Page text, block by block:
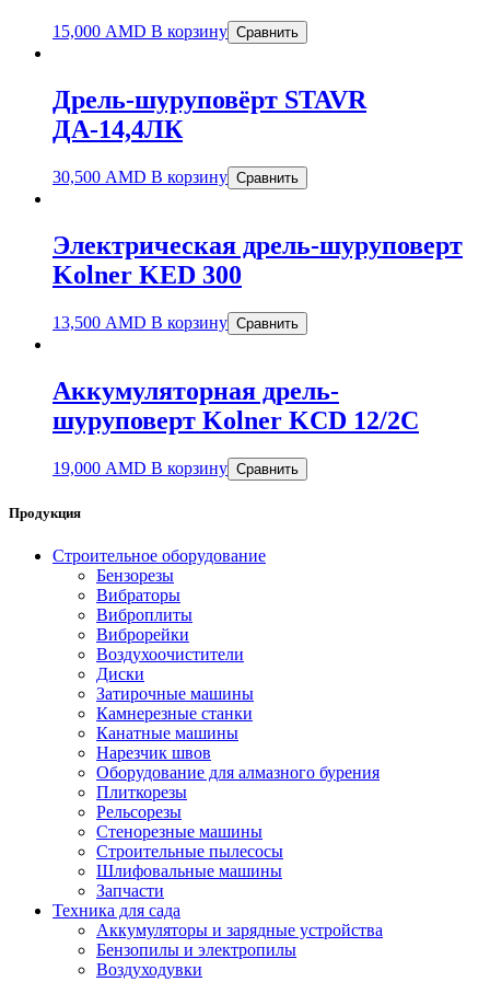
15,000 AMD В корзину Сравнить
Дрель-шуруповёрт STAVR
ДА-14,4ЛК
30,500 AMD В корзину Сравнить
Электрическая дрель-шуруповерт
Kolner KED 300
13,500 AMD В корзину Сравнить
Аккумуляторная дрель-
шуруповерт Kolner KCD 12/2C
19,000 AMD В корзину Сравнить
Продукция
Строительное оборудование
Бензорезы
Вибраторы
Виброплиты
Виброрейки
Воздухоочистители
Диски
Затирочные машины
Камнерезные станки
Канатные машины
Нарезчик швов
Оборудование для алмазного бурения
Плиткорезы
Рельсорезы
Стенорезные машины
Строительные пылесосы
Шлифовальные машины
Запчасти
Техника для сада
Аккумуляторы и зарядные устройства
Бензопилы и электропилы
Воздуходувки